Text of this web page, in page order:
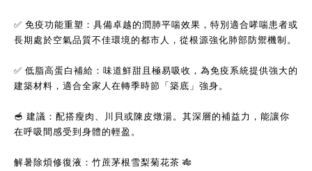
✅ 免疫功能重塑：具備卓越的潤肺平喘效果，特別適合哮喘患者或
長期處於空氣品質不佳環境的都市人，從根源強化肺部防禦機制。
✅ 低脂高蛋白補給：味道鮮甜且極易吸收，為免疫系統提供強大的
建築材料，適合全家人在轉季時節「築底」強身。
🥣 建議：配搭瘦肉、川貝或陳皮燉湯。其深層的補益力，能讓你
在呼吸間感受到身體的輕盈。
解暑除煩修復液：竹蔗茅根雪梨菊花茶 🎋